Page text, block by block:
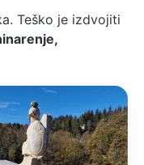
Teško je izdvojiti